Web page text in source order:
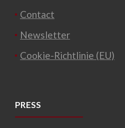
Contact
Newsletter
Cookie-Richtlinie (EU)
PRESS